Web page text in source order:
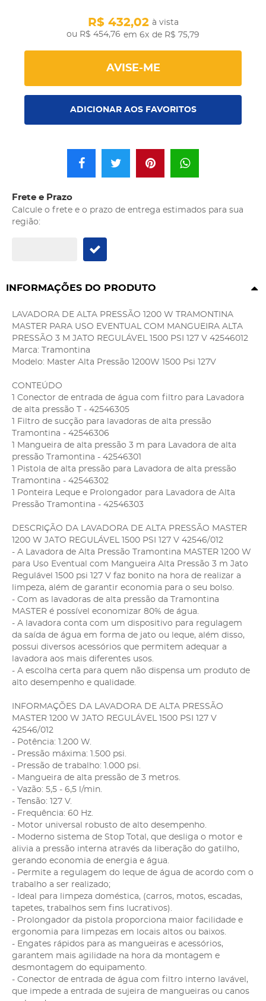
R$ 454,76
R$ 432,02 à vista
em 6x de R$ 75,79
AVISE-ME
ADICIONAR AOS FAVORITOS
Frete e Prazo
Calcule o frete e o prazo de entrega estimados para sua
região:
INFORMAÇÕES DO PRODUTO
LAVADORA DE ALTA PRESSÃO 1200 W TRAMONTINA
MASTER PARA USO EVENTUAL COM MANGUEIRA ALTA
PRESSÃO 3 M JATO REGULÁVEL 1500 PSI 127 V 42546012
Marca: Tramontina
Modelo: Master Alta Pressão 1200W 1500 Psi 127V
CONTEÚDO
1 Conector de entrada de água com filtro para Lavadora
de alta pressão T - 42546305
1 Filtro de sucção para lavadoras de alta pressão
Tramontina - 42546306
1 Mangueira de alta pressão 3 m para Lavadora de alta
pressão Tramontina - 42546301
1 Pistola de alta pressão para Lavadora de alta pressão
Tramontina - 42546302
1 Ponteira Leque e Prolongador para Lavadora de Alta
Pressão Tramontina - 42546303
DESCRIÇÃO DA LAVADORA DE ALTA PRESSÃO MASTER
1200 W JATO REGULÁVEL 1500 PSI 127 V 42546/012
- A Lavadora de Alta Pressão Tramontina MASTER 1200 W
para Uso Eventual com Mangueira Alta Pressão 3 m Jato
Regulável 1500 psi 127 V faz bonito na hora de realizar a
limpeza, além de garantir economia para o seu bolso.
- Com as lavadoras de alta pressão da Tramontina
MASTER é possível economizar 80% de água.
- A lavadora conta com um dispositivo para regulagem
da saída de água em forma de jato ou leque, além disso,
possui diversos acessórios que permitem adequar a
lavadora aos mais diferentes usos.
- A escolha certa para quem não dispensa um produto de
alto desempenho e qualidade.
INFORMAÇÕES DA LAVADORA DE ALTA PRESSÃO
MASTER 1200 W JATO REGULÁVEL 1500 PSI 127 V
42546/012
- Potência: 1.200 W.
- Pressão máxima: 1.500 psi.
- Pressão de trabalho: 1.000 psi.
- Mangueira de alta pressão de 3 metros.
- Vazão: 5,5 - 6,5 l/min.
- Tensão: 127 V.
- Frequência: 60 Hz.
- Motor universal robusto de alto desempenho.
- Moderno sistema de Stop Total, que desliga o motor e
alivia a pressão interna através da liberação do gatilho,
gerando economia de energia e água.
- Permite a regulagem do leque de água de acordo com o
trabalho a ser realizado;
- Ideal para limpeza doméstica, (carros, motos, escadas,
tapetes, trabalhos sem fins lucrativos).
- Prolongador da pistola proporciona maior facilidade e
ergonomia para limpezas em locais altos ou baixos.
- Engates rápidos para as mangueiras e acessórios,
garantem mais agilidade na hora da montagem e
desmontagem do equipamento.
- Conector de entrada de água com filtro interno lavável,
que impede a entrada de sujeira de mangueiras ou canos